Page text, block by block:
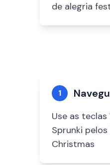
de alegria
1
Use as teclas
Sprunki
Christmas